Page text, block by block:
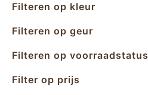
Filteren op kleur
Filteren op geur
Filteren op voorraadstatus
Filter op prijs